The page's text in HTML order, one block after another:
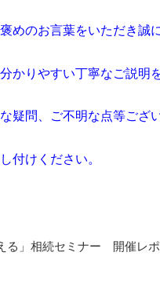
めのお言葉をいただき誠
かりやすい丁寧なご説明
疑問、ご不明な点等ござ
付けください。
える」相続セミナー 開催レ